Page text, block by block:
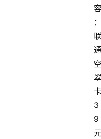
容
：
联
通
空
翠
卡
3
9
元